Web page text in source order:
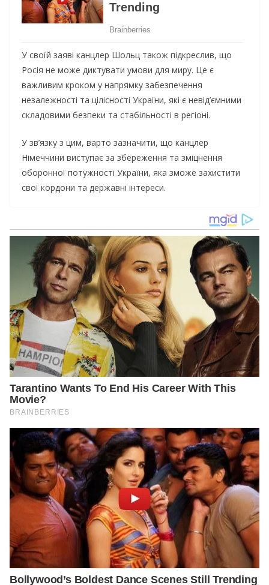
У своїй заяві канцлер Шольц також підкреслив, що
Росія не може диктувати умови для миру. Це є
важливим кроком у напрямку забезпечення
незалежності та цілісності України, які є невід’ємними
складовими безпеки та стабільності в регіоні.
У зв’язку з цим, варто зазначити, що канцлер
Німеччини виступає за збереження та зміцнення
оборонної потужності України, яка зможе захистити
свої кордони та державні інтереси.